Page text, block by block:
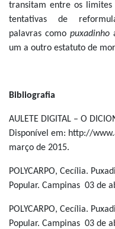
transitam entre os limites
tentativas de
palavras como puxadinho
um a outro estatuto de
Bibliografia
AULETE DIGITAL – O
Disponível em: http://
março de 2015.
POLYCARPO, Cecília.
Popular. Campinas 03 de
POLYCARPO, Cecília.
Popular. Campinas 03 de